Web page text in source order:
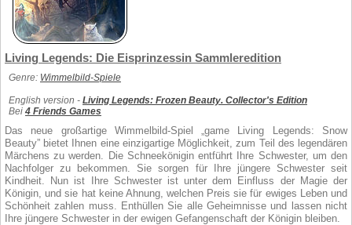
Living Legends: Die Eisprinzessin Sammleredition
Genre: Wimmelbild-Spiele
English version - Living Legends: Frozen Beauty. Collector's Edition
Bei 4 Friends Games
Das neue großartige Wimmelbild-Spiel „game Living Legends: Snow
Beauty” bietet Ihnen eine einzigartige Möglichkeit, zum Teil des legendären
Märchens zu werden. Die Schneekönigin entführt Ihre Schwester, um den
Nachfolger zu bekommen. Sie sorgen für Ihre jüngere Schwester seit
Kindheit. Nun ist Ihre Schwester ist unter dem Einfluss der Magie der
Königin, und sie hat keine Ahnung, welchen Preis sie für ewiges Leben und
Schönheit zahlen muss. Enthüllen Sie alle Geheimnisse und lassen nicht
Ihre jüngere Schwester in der ewigen Gefangenschaft der Königin bleiben.